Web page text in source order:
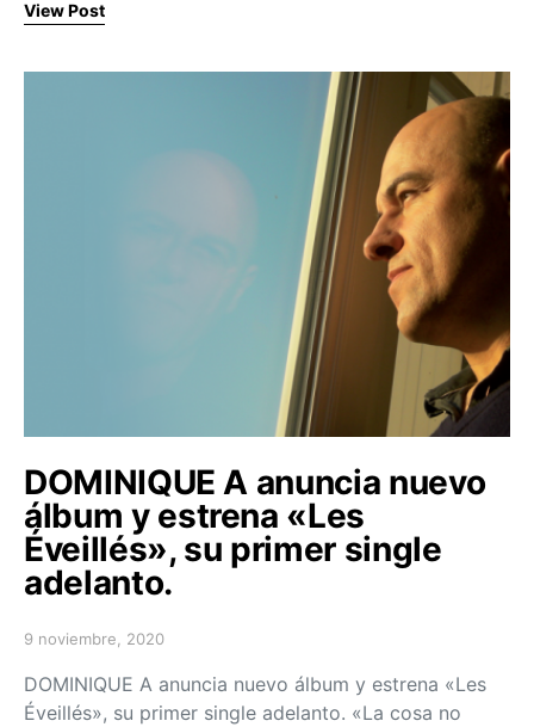
View Post
DOMINIQUE A anuncia nuevo
álbum y estrena «Les
Éveillés», su primer single
adelanto.
Posted on
9 noviembre, 2020
DOMINIQUE A anuncia nuevo álbum y estrena «Les
Éveillés», su primer single adelanto. «La cosa no